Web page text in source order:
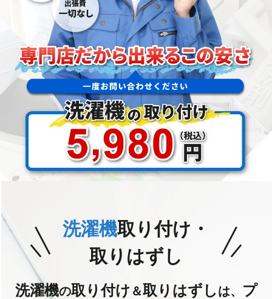
洗濯機取り付け・
取りはずし
洗濯機の取り付け ＆取りはずしは、
プ